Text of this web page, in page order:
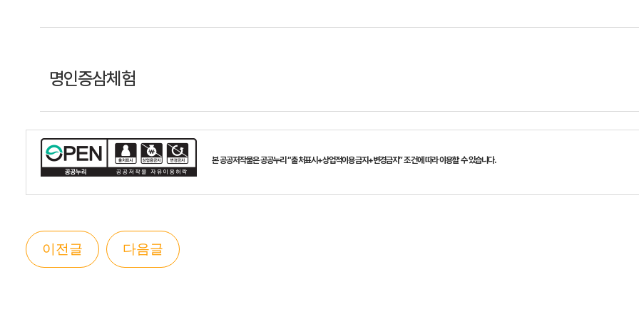
명인증삼체험
본 공공저작물은 공공누리 “출처표시+상업적이용금지+변경금지” 조건에 따라 이용할 수 있습니다.
이전글 다음글